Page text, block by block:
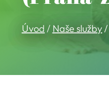
Úvod / Naše služby/